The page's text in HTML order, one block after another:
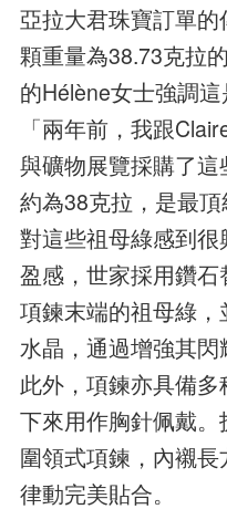
亞拉大君珠寶訂單
顆重量為38.73克拉
的Hélène女士強調
「兩年前，我跟
與礦物展覽採購了
約為38克拉，是最
對這些祖母綠感到
盈感，世家採用鑽
項鍊末端的祖母綠
水晶，通過增強其閃
此外，項鍊亦具備
下來用作胸針佩戴
圍領式項鍊，內襯
律動完美貼合。